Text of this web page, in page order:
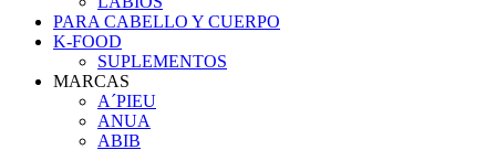
PARA CABELLO Y CUERPO
K-FOOD
SUPLEMENTOS
MARCAS
A´PIEU
ANUA
ABIB